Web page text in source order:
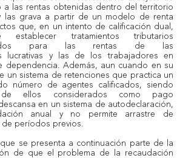
a las rentas obtenidas dentro del territorio
las grava a partir de un modelo de renta
que, en un intento de calificación dual,
tratamientos tributarios
para las rentas de las
lucrativas y las de los trabajadores en
dependencia. Además, aun cuando en su
un sistema de retenciones que practica un
número de agentes calificados, siendo
ellos considerados como pago
en un sistema de autodeclaración,
anual y no permite arrastre de
de períodos previos.
se presenta a continuación parte de la
de que el problema de la recaudación